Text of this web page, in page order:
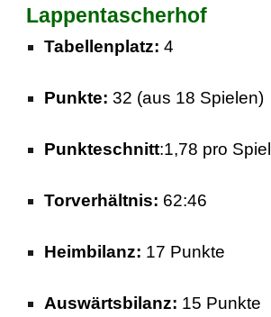
Lappentascherhof
Tabellenplatz: 4
Punkte: 32 (aus 18 Spielen)
Punkteschnitt:1,78 pro Spiel
Torverhältnis: 62:46
Heimbilanz: 17 Punkte
Auswärtsbilanz: 15 Punkte